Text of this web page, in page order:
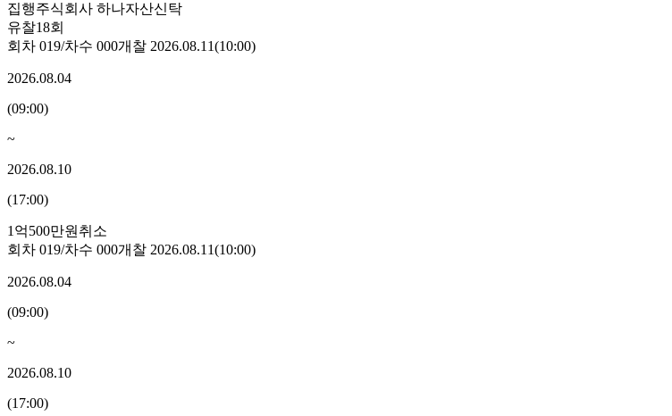
집행주식회사 하나자산신탁
유찰18회
회차 019/차수 000개찰 2026.08.11(10:00)
2026.08.04
(09:00)
~
2026.08.10
(17:00)
1억500만원 취소
회차 019/차수 000개찰 2026.08.11(10:00)
2026.08.04
(09:00)
~
2026.08.10
(17:00)